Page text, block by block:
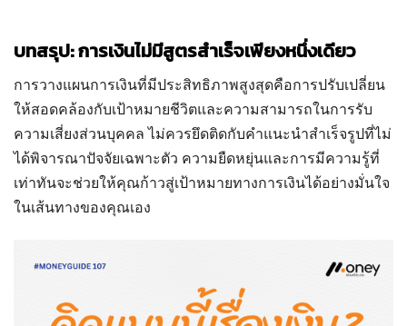
บทสรุป: การเงินไม่มีสูตรสำเร็จเพียงหนึ่งเดียว
การวางแผนการเงินที่มีประสิทธิภาพสูงสุดคือการปรับเปลี่ยน
ให้สอดคล้องกับเป้าหมายชีวิตและความสามารถในการรับ
ความเสี่ยงส่วนบุคคล ไม่ควรยึดติดกับคำแนะนำสำเร็จรูปที่ไม่
ได้พิจารณาปัจจัยเฉพาะตัว ความยืดหยุ่นและการมีความรู้ที่
เท่าทันจะช่วยให้คุณก้าวสู่เป้าหมายทางการเงินได้อย่างมั่นใจ
ในเส้นทางของคุณเอง